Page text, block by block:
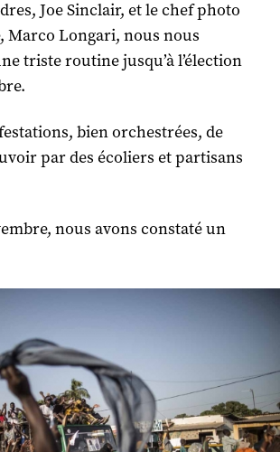
Joe Sinclair, et le chef photo
Marco Longari, nous nous
triste routine jusqu’à l’élection
bien orchestrées, de
par des écoliers et partisans
nous avons constaté un